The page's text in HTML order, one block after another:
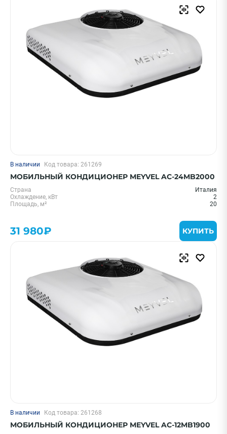
Очистить
В наличии Код товара: 261269
МОБИЛЬНЫЙ КОНДИЦИОНЕР MEYVEL AC-24MB2000
Страна
Италия
Охлаждение, кВт
2
Площадь, м²
20
31 980₽ КУПИТЬ
В наличии Код товара: 261268
МОБИЛЬНЫЙ КОНДИЦИОНЕР MEYVEL AC-12MB1900